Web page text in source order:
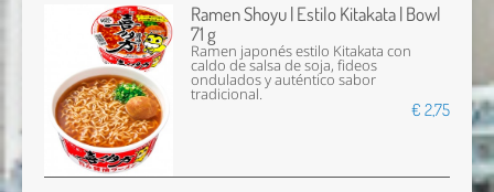
Ramen Shoyu | Estilo Kitakata | Bowl
71 g
Ramen japonés estilo Kitakata con
caldo de salsa de soja, fideos
ondulados y auténtico sabor
tradicional.
€ 2,75